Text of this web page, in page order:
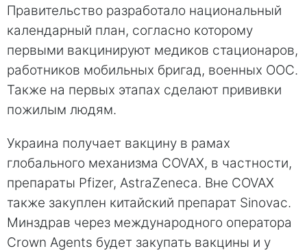
Правительство разработало национальный
календарный план, согласно которому
первыми вакцинируют медиков стационаров,
работников мобильных бригад, военных ООС.
Также на первых этапах сделают прививки
пожилым людям.
Украина получает вакцину в рамах
глобального механизма COVAX, в частности,
препараты Pfizer, AstraZeneca. Вне COVAX
также закуплен китайский препарат Sinovac.
Минздрав через международного оператора
Crown Agents будет закупать вакцины и у